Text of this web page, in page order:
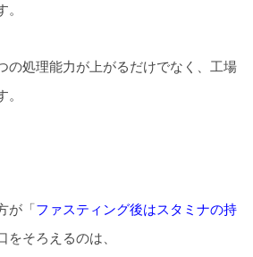
の処理能力が上がるだけでなく、工場
が「ファスティング後はスタミナの持
をそろえるのは、